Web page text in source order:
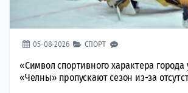
05-08-2026 СПОРТ
«Символ спортивного характера города
«Челны» пропускают сезон из-за